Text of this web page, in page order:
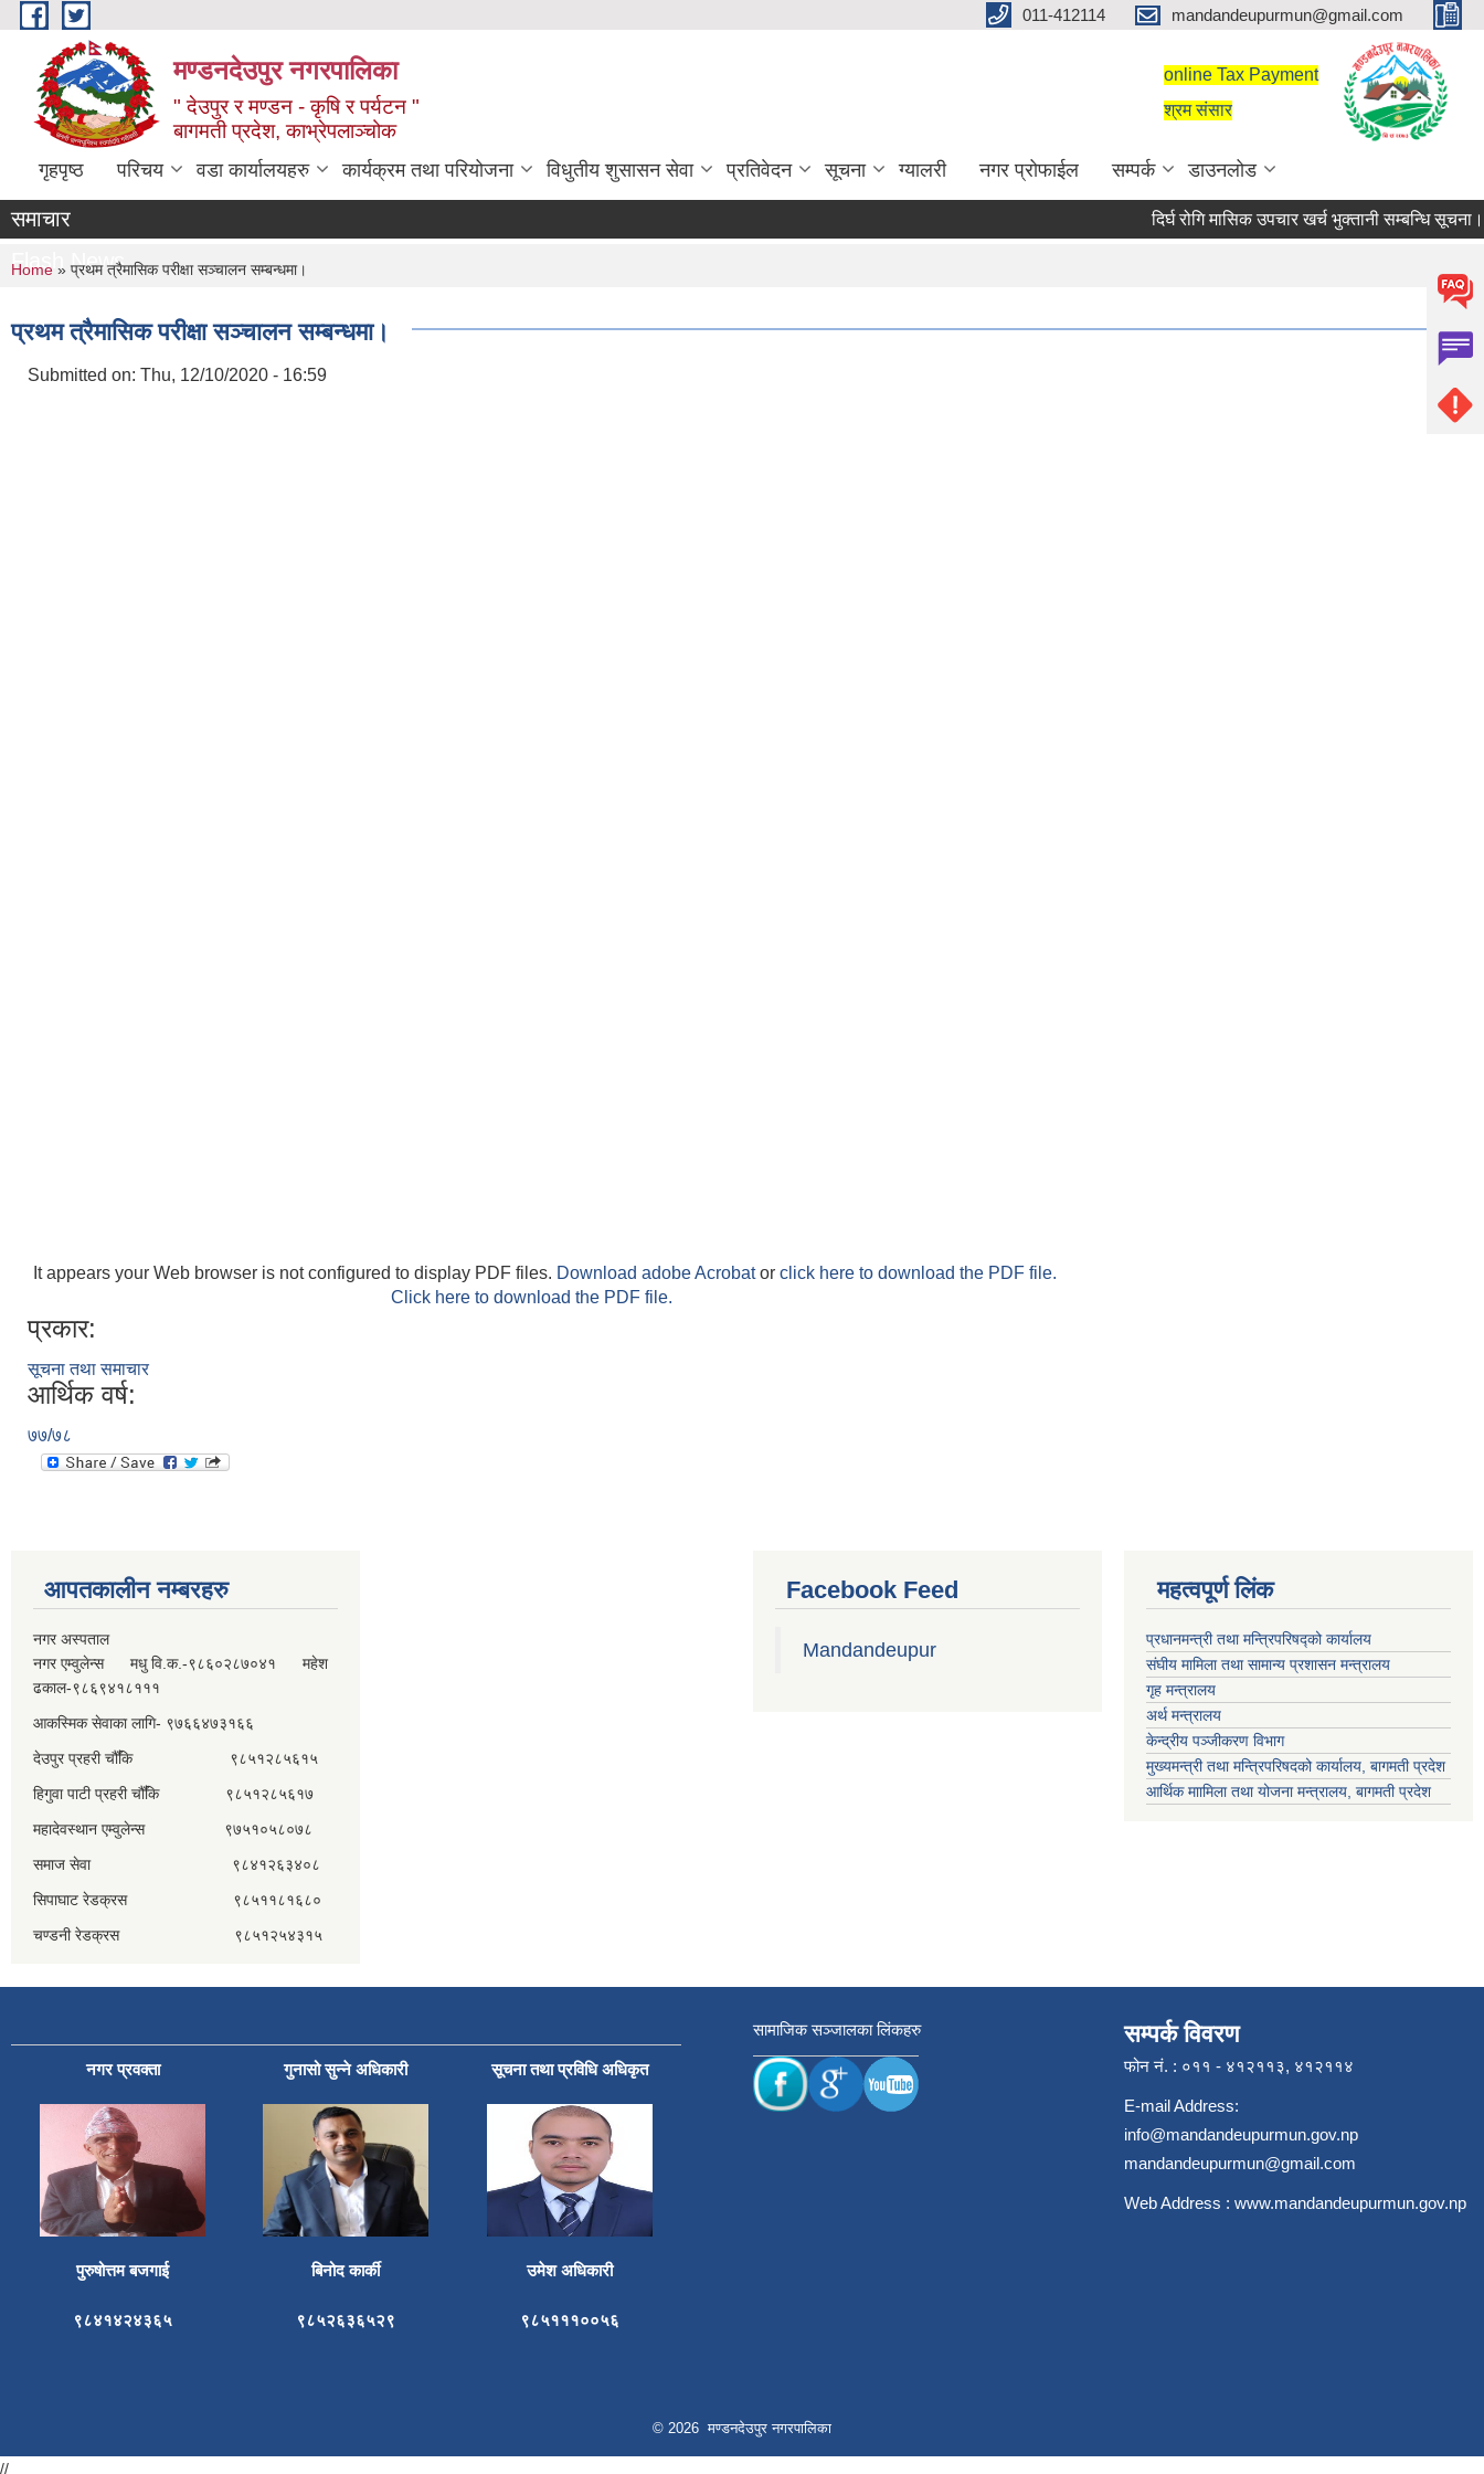
Skip to main content 011-412114 mandandeupurmun@gmail.com
मण्डनदेउपुर नगरपालिका
" देउपुर र मण्डन - कृषि र पर्यटन "
बागमती प्रदेश, काभ्रेपलाञ्चोक
online Tax Payment
श्रम संसार
गृहपृष्ठ परिचय वडा कार्यालयहरु कार्यक्रम तथा परियोजना विधुतीय शुसासन सेवा प्रतिवेदन सूचना ग्यालरी नगर प्रोफाईल सम्पर्क डाउनलोड
समाचार दिर्घ रोगि मासिक उपचार खर्च भुक्तानी सम्बन्धि सूचना।
Flash News
You are here
Home » प्रथम त्रैमासिक परीक्षा सञ्‍चालन सम्बन्धमा।
प्रथम त्रैमासिक परीक्षा सञ्‍चालन सम्बन्धमा।
Submitted on: Thu, 12/10/2020 - 16:59
It appears your Web browser is not configured to display PDF files. Download adobe Acrobator click here to download the PDF file.
Click here to download the PDF file.
प्रकार:
सूचना तथा समाचार
आर्थिक वर्ष:
७७/७८
आपतकालीन नम्बरहरु
नगर अस्पताल
नगर एम्वुलेन्स मधु वि.क.-९८६०२८७०४१ महेश
ढकाल-९८६९४१८१११
आकस्मिक सेवाका लागि- ९७६६४७३१६६
देउपुर प्रहरी चौँकि ९८५१२८५६१५
हिगुवा पाटी प्रहरी चौँकि ९८५१२८५६१७
महादेवस्थान एम्वुलेन्स ९७५१०५८०७८
समाज सेवा ९८४१२६३४०८
सिपाघाट रेडक्रस ९८५११८१६८०
चण्डनी रेडक्रस ९८५१२५४३१५
Facebook Feed
Mandandeupur
महत्वपूर्ण लिंक
प्रधानमन्त्री तथा मन्त्रिपरिषद्को कार्यालय
संघीय मामिला तथा सामान्य प्रशासन मन्त्रालय
गृह मन्त्रालय
अर्थ मन्त्रालय
केन्द्रीय पञ्जीकरण विभाग
मुख्यमन्त्री तथा मन्त्रिपरिषदको कार्यालय, बागमती प्रदेश
आर्थिक माामिला तथा योजना मन्त्रालय, बागमती प्रदेश
नगर प्रवक्ता गुनासो सुन्ने अधिकारी सूचना तथा प्रविधि अधिकृत
पुरुषोत्तम बजगाई बिनोद कार्की उमेश अधिकारी
९८४१४२४३६५ ९८५२६३६५२९ ९८५१११००५६
सामाजिक सञ्जालका लिंकहरु सम्पर्क विवरण
फोन नं. : ०११ - ४१२११३, ४१२११४
E-mail Address:
info@mandandeupurmun.gov.np
mandandeupurmun@gmail.com
Web Address : www.mandandeupurmun.gov.np
© 2026 मण्डनदेउपुर नगरपालिका
//